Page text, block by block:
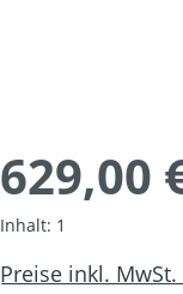
629,00
Inhalt: 1
Preise inkl.